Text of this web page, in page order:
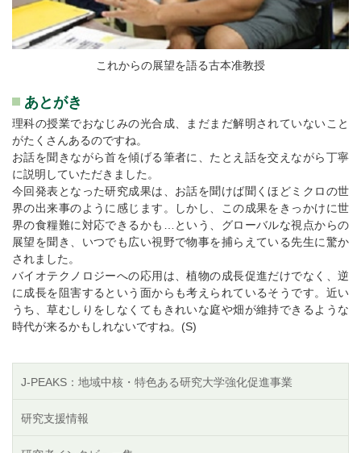
これからの展望を語る古本准教授
あとがき
理科の授業でおなじみの光合成、まだまだ解明されていないこと
がたくさんあるのですね。
お話を聞きながら首を傾げる筆者に、たとえ話を交えながら丁寧
に説明していただきました。
今回発表となった研究成果は、お話を聞けば聞くほどミクロの世
界の出来事のように感じます。しかし、この成果をきっかけに世
界の食糧難に対応できるかも…という、グローバルな視点からの
展望を聞き、いつでも広い視野で物事を捕らえている先生に驚か
されました。
バイオテクノロジーへの応用は、植物の成長促進だけでなく、逆
に成長を阻害するという面からも考えられているそうです。近い
うち、草むしりをしなくてもきれいな庭や畑が維持できるような
時代が来るかもしれないですね。(S)
J-PEAKS：地域中核・特色ある研究大学強化促進事業
研究支援情報